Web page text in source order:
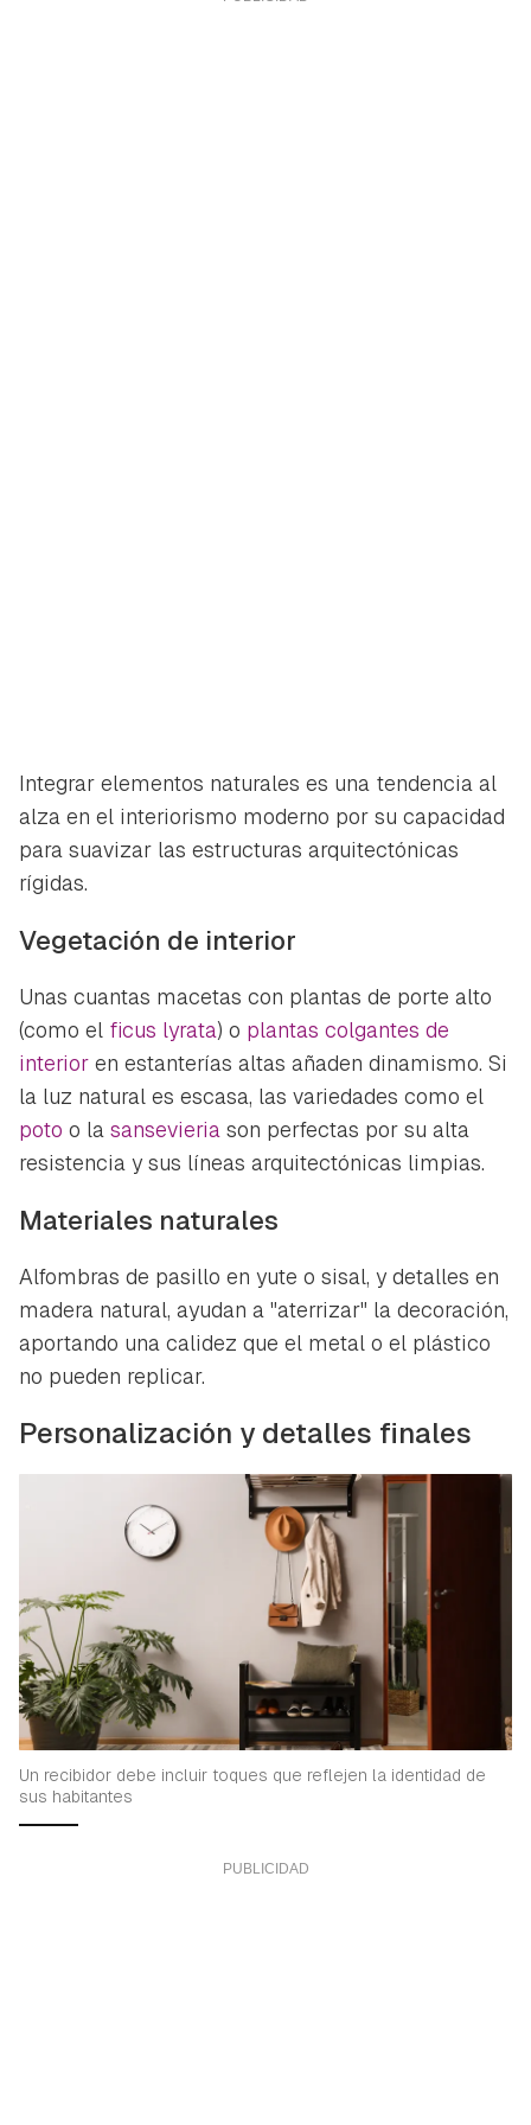
iniciar sesión con tu cuenta de Hogarmanía.
Integrar elementos naturales es una tendencia al
alza en el interiorismo moderno por su capacidad
para suavizar las estructuras arquitectónicas
rígidas.
Vegetación de interior
Unas cuantas macetas con plantas de porte alto
(como el ficus lyrata) o plantas colgantes de
interior en estanterías altas añaden dinamismo. Si
la luz natural es escasa, las variedades como el
poto o la sansevieria son perfectas por su alta
resistencia y sus líneas arquitectónicas limpias.
Materiales naturales
Alfombras de pasillo en yute o sisal, y detalles en
madera natural, ayudan a "aterrizar" la decoración,
aportando una calidez que el metal o el plástico
no pueden replicar.
Personalización y detalles finales
Un recibidor debe incluir toques que reflejen la identidad de
sus habitantes